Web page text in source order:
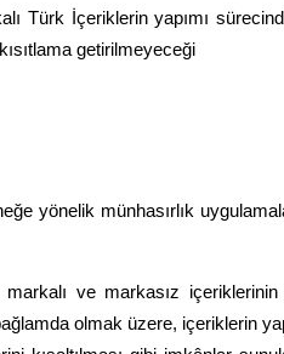
Türk İçeriklerin yapımı
getirilmeyeceği
yönelik münhasırlık
markalı ve markasız
olmak üzere, içeriklerin